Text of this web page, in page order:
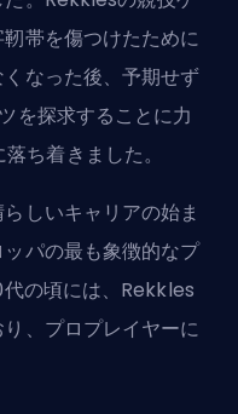
帯を傷つけたために
なった後、予期せず
を探求することに力
ち着きました。
しいキャリアの始ま
パの最も象徴的なプ
の頃には、Rekkles
、プロプレイヤーに